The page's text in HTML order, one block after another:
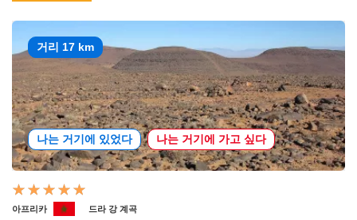
거리 17 km
나는 거기에 있었다 나는 거기에 가고 싶다
아프리카 드라 강 계곡